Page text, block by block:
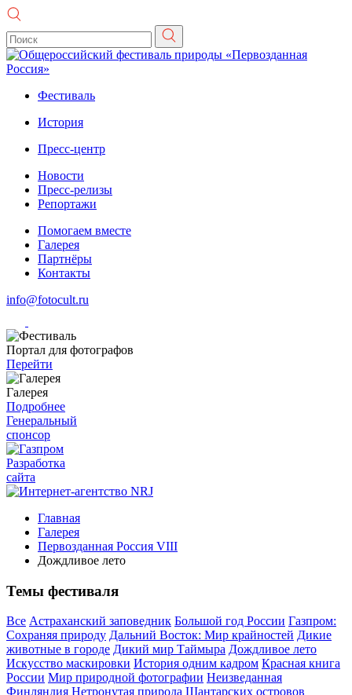
Фестиваль
История
Пресс-центр
Новости
Пресс-релизы
Репортажи
Помогаем вместе
Галерея
Партнёры
Контакты
info@fotocult.ru
Портал для фотографов
Перейти
Галерея
Подробнее
Генеральный
спонсор
Разработка
сайта
Главная
Галерея
Первозданная Россия VIII
Дождливое лето
Темы фестиваля
Все Астраханский заповедник Большой год России Газпром:
Сохраняя природу Дальний Восток: Мир крайностей Дикие
животные в городе Дикий мир Таймыра Дождливое лето
Искусство маскировки История одним кадром Красная книга
России Мир природной фотографии Неизведанная
Финляндия Нетронутая природа Шантарских островов